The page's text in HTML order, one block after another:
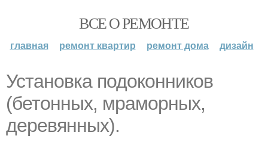
ВСЕ О РЕМОНТЕ
главная ремонт квартир ремонт дома дизайн
Установка подоконников
(бетонных, мраморных,
деревянных).